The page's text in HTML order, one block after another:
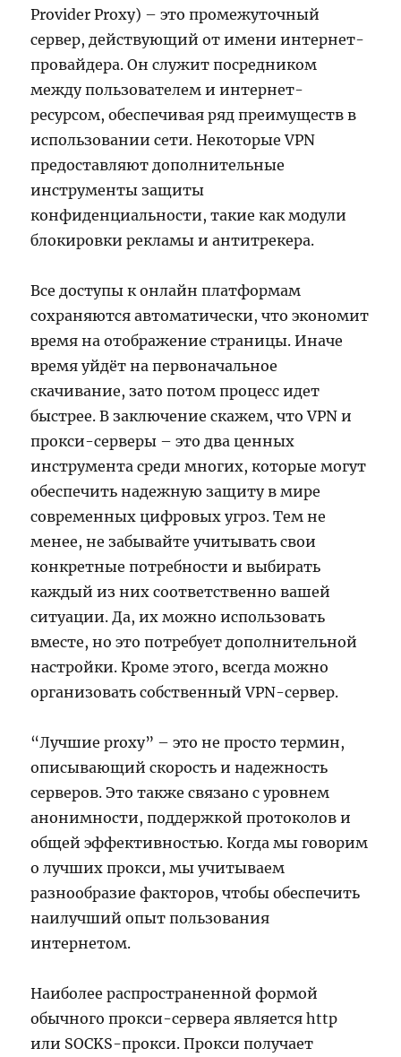
Provider Proxy) – это промежуточный
сервер, действующий от имени интернет-
провайдера. Он служит посредником
между пользователем и интернет-
ресурсом, обеспечивая ряд преимуществ в
использовании сети. Некоторые VPN
предоставляют дополнительные
инструменты защиты
конфиденциальности, такие как модули
блокировки рекламы и антитрекера.
Все доступы к онлайн платформам
сохраняются автоматически, что экономит
время на отображение страницы. Иначе
время уйдёт на первоначальное
скачивание, зато потом процесс идет
быстрее. В заключение скажем, что VPN и
прокси-серверы – это два ценных
инструмента среди многих, которые могут
обеспечить надежную защиту в мире
современных цифровых угроз. Тем не
менее, не забывайте учитывать свои
конкретные потребности и выбирать
каждый из них соответственно вашей
ситуации. Да, их можно использовать
вместе, но это потребует дополнительной
настройки. Кроме этого, всегда можно
организовать собственный VPN-сервер.
“Лучшие proxy” – это не просто термин,
описывающий скорость и надежность
серверов. Это также связано с уровнем
анонимности, поддержкой протоколов и
общей эффективностью. Когда мы говорим
о лучших прокси, мы учитываем
разнообразие факторов, чтобы обеспечить
наилучший опыт пользования
интернетом.
Наиболее распространенной формой
обычного прокси-сервера является http
или SOCKS-прокси. Прокси получает